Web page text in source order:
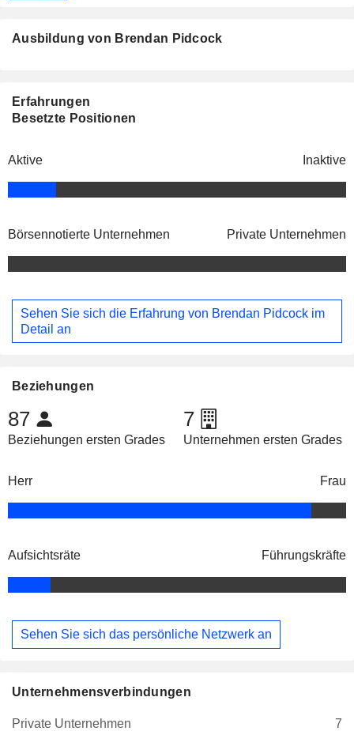
Ausbildung von Brendan Pidcock
Erfahrungen
Besetzte Positionen
Aktive Inaktive
Börsennotierte Unternehmen Private Unternehmen
Sehen Sie sich die Erfahrung von Brendan Pidcock im
Detail an
Beziehungen
87
Beziehungen ersten Grades
7
Unternehmen ersten Grades
Herr Frau
Aufsichtsräte Führungskräfte
Sehen Sie sich das persönliche Netzwerk an
Unternehmensverbindungen
Private Unternehmen
7